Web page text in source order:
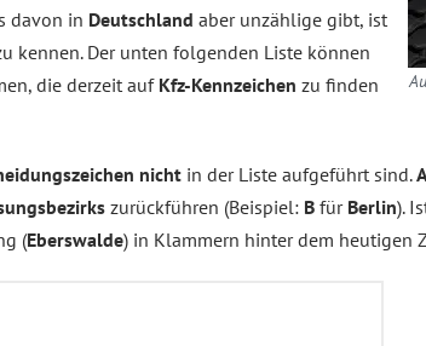
davon in Deutschland aber unzählige gibt, ist
kennen. Der unten folgenden Liste können
die derzeit aufKfz-Kennzeichen zu finden
nicht in der Liste aufgeführt sind.
zurückführen (Beispiel: B für Berlin).
(Eberswalde) in Klammern hinter dem heutigen